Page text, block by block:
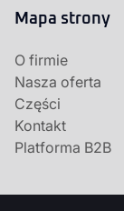
Mapa strony
O firmie
Nasza oferta
Części
Kontakt
Platforma B2B